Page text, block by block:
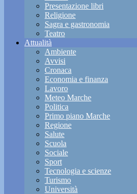
Presentazione libri
Religione
Sagra e gastronomia
Teatro
Attualità
Ambiente
Avvisi
Cronaca
Economia e finanza
Lavoro
Meteo Marche
Politica
Primo piano Marche
Regione
Salute
Scuola
Sociale
Sport
Tecnologia e scienze
Turismo
Università